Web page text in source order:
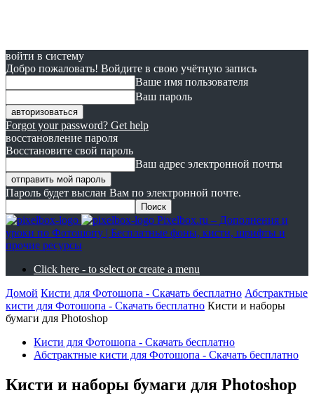
войти в систему
Добро пожаловать! Войдите в свою учётную запись
Ваше имя пользователя
Ваш пароль
Forgot your password? Get help
восстановление пароля
Восстановите свой пароль
Ваш адрес электронной почты
Пароль будет выслан Вам по электронной почте.
Pixelbox.ru – Дополнения и
уроки по Фотошопу | Бесплатные фоны, кисти, шрифты и
прочие ресурсы
Click here - to select or create a menu
Домой Кисти для Фотошопа - Скачать бесплатно Абстрактные
кисти для Фотошопа - Скачать бесплатно Кисти и наборы
бумаги для Photoshop
Кисти для Фотошопа - Скачать бесплатно
Абстрактные кисти для Фотошопа - Скачать бесплатно
Кисти и наборы бумаги для Photoshop